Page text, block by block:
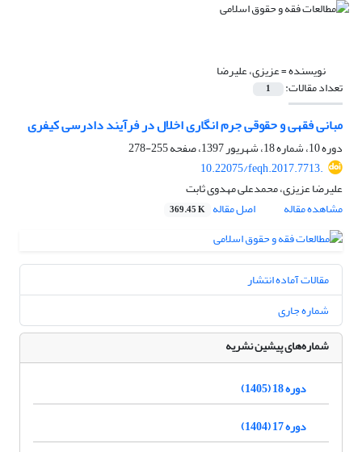
نویسنده =عزیزی، علیرضا
تعداد مقالات: 1
مبانی فقهی و حقوقی جرم انگاری اخلال در فرآیند دادرسی کیفری
دوره 10، شماره 18، شهریور 1397، صفحه
255-278
10.22075/feqh.2017.7713.
علیرضا عزیزی، محمدعلی مهدوی ثابت
مشاهده مقاله
اصل مقاله 369.45 K
مقالات آماده انتشار
شماره جاری
شماره‌های پیشین نشریه
دوره 18 (1405)
دوره 17 (1404)